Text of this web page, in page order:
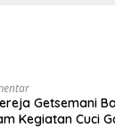
Getsemani
Kegiatan Cuci